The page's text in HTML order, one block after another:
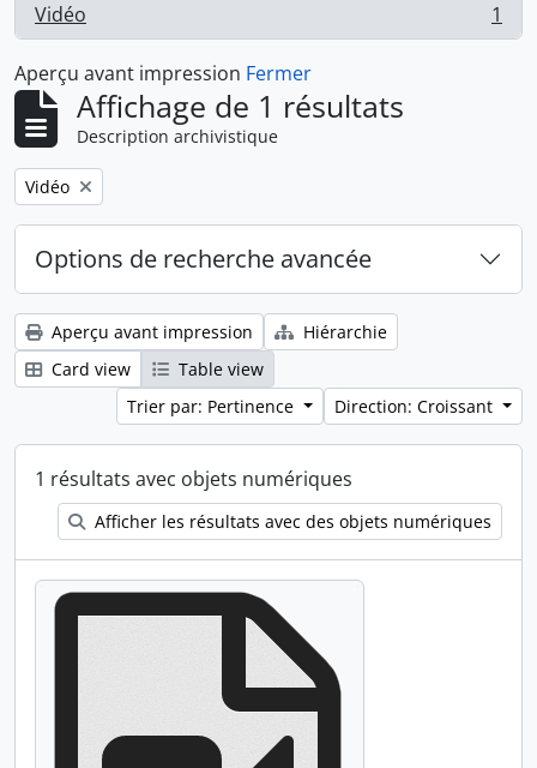
Vidéo
, 1 résultats 1
Aperçu avant impression Fermer
Affichage de 1 résultats
Description archivistique
Remove filter:
Vidéo
Options de recherche avancée
Aperçu avant impression
Hiérarchie
Card view
Table view
Trier par: Pertinence
Direction: Croissant
1 résultats avec objets numériques
Afficher les résultats avec des objets numériques